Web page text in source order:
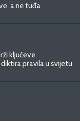
a ne tuđa
ključeve
pravila u svijetu